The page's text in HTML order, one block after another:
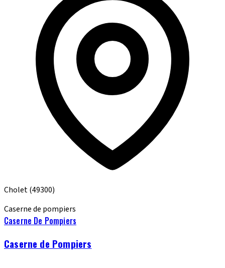
Cholet(49300)
Caserne de pompiers
Caserne De Pompiers
Caserne de Pompiers